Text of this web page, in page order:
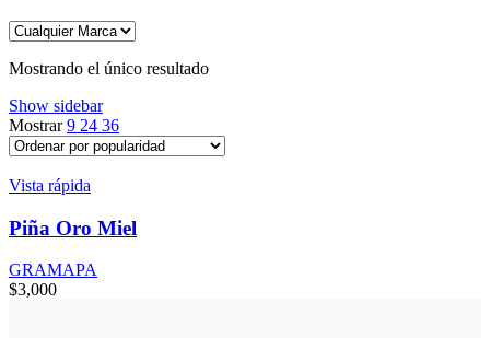
Mostrando el único resultado
Show sidebar
Mostrar9 24 36
Vista rápida
Piña Oro Miel
GRAMAPA
$3,000